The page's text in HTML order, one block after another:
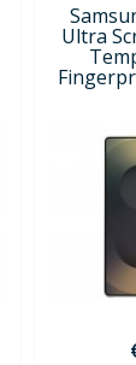
Ultra